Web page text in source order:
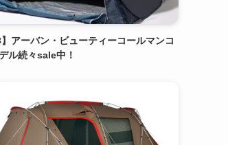
】アーバン・ビューティーコールマンコ
ル続々sale中！